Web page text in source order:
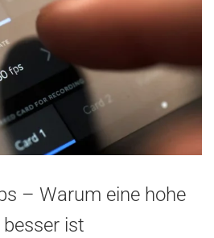
– Warum eine hohe
ist